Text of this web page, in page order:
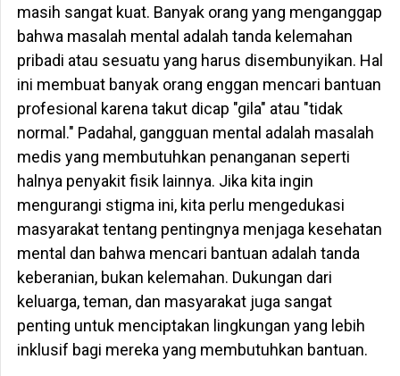
masih sangat kuat. Banyak orang yang menganggap
bahwa masalah mental adalah tanda kelemahan
pribadi atau sesuatu yang harus disembunyikan. Hal
ini membuat banyak orang enggan mencari bantuan
profesional karena takut dicap "gila" atau "tidak
normal." Padahal, gangguan mental adalah masalah
medis yang membutuhkan penanganan seperti
halnya penyakit fisik lainnya. Jika kita ingin
mengurangi stigma ini, kita perlu mengedukasi
masyarakat tentang pentingnya menjaga kesehatan
mental dan bahwa mencari bantuan adalah tanda
keberanian, bukan kelemahan. Dukungan dari
keluarga, teman, dan masyarakat juga sangat
penting untuk menciptakan lingkungan yang lebih
inklusif bagi mereka yang membutuhkan bantuan.